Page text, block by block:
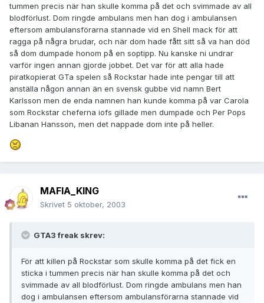
tummen precis när han skulle komma på det och svimmade av all
blodförlust. Dom ringde ambulans men han dog i ambulansen
eftersom ambulansförarna stannade vid en Shell mack för att
ragga på några brudar, och när dom hade fått sitt så va han död
så dom dumpade honom på en soptipp. Nu kanske ni undrar
varför ingen annan gjorde jobbet. Det var för att alla hade
piratkopierat GTa spelen så Rockstar hade inte pengar till att
anställa någon annan än en svensk gubbe vid namn Bert
Karlsson men de enda namnen han kunde komma på var Carola
som Rockstar cheferna iofs gillade men dumpade och Per Pops
Libanan Hansson, men det nappade dom inte på heller.
MAFIA_KING
Skrivet 5 oktober, 2003
GTA3 freak skrev:
För att killen på Rockstar som skulle komma på det fick en
sticka i tummen precis när han skulle komma på det och
svimmade av all blodförlust. Dom ringde ambulans men han
dog i ambulansen eftersom ambulansförarna stannade vid